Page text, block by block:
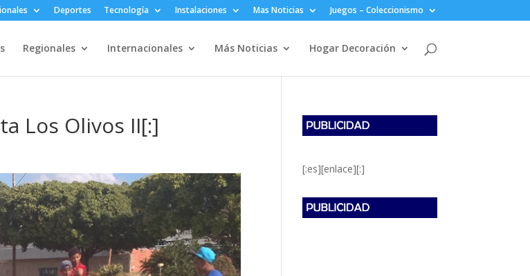
Deportes Tecnología Instalaciones Mas Noticias Juegos – Coleccionismo
Regionales Internacionales Más Noticias Hogar Decoración
Los Olivos II[:]
[:es][enlace][:]